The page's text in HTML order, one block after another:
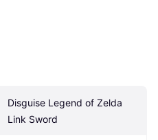
Disguise Legend of Zelda
Link Sword